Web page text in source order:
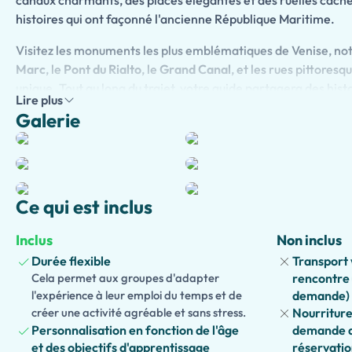
histoires qui ont façonné l'ancienne République Maritime.
Visitez les monuments les plus emblématiques de Venise,
Marc, le Pont du Rialto, le Grand Canal, et les rues
marchands, d'explorateurs, d'artistes et des puissants Doges
pendant des siècles.
du centre historique de Venise, assurant un départ détendu
narration interactive et des faits amusants conçus pour
Nous proposons également une
planifiés adaptés aux personnes à mobilité réduite.
Vous souhaitez découvrir davantage Venise ? Prolongez
visites à laBasilique Saint-Marc, auPalais des Doges, au
d'une relaxante promenade en gondolepour l'expérience
Lire plus
Galerie
Ce qui est inclus
Inclus
Durée flexible
Cela permet aux groupes d'adapter
l'expérience à leur emploi du temps et de
créer une activité agréable et sans stress.
Personnalisation en fonction de l'âge
et des objectifs d'apprentissage
Non inclus
Transport
rencontre
demande)
demande